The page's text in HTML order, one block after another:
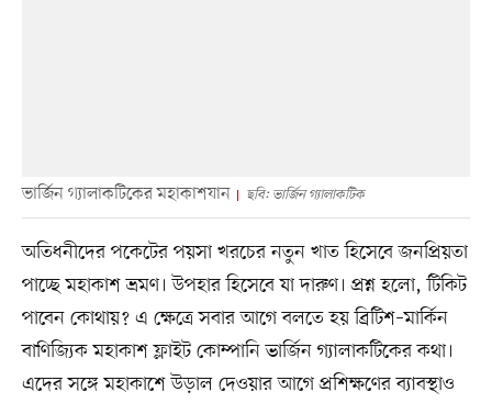
ভার্জিন গ্যালাকটিকের মহাকাশযান ছবি: ভার্জিন গ্যালাকটিক
অতিধনীদের পকেটের পয়সা খরচের নতুন খাত হিসেবে জনপ্রিয়তা
পাচ্ছে মহাকাশ ভ্রমণ। উপহার হিসেবে যা দারুণ। প্রশ্ন হলো, টিকিট
পাবেন কোথায়? এ ক্ষেত্রে সবার আগে বলতে হয় ব্রিটিশ–মার্কিন
বাণিজ্যিক মহাকাশ ফ্লাইট কোম্পানি ভার্জিন গ্যালাকটিকের কথা।
এদের সঙ্গে মহাকাশে উড়াল দেওয়ার আগে প্রশিক্ষণের ব্যাবস্থাও